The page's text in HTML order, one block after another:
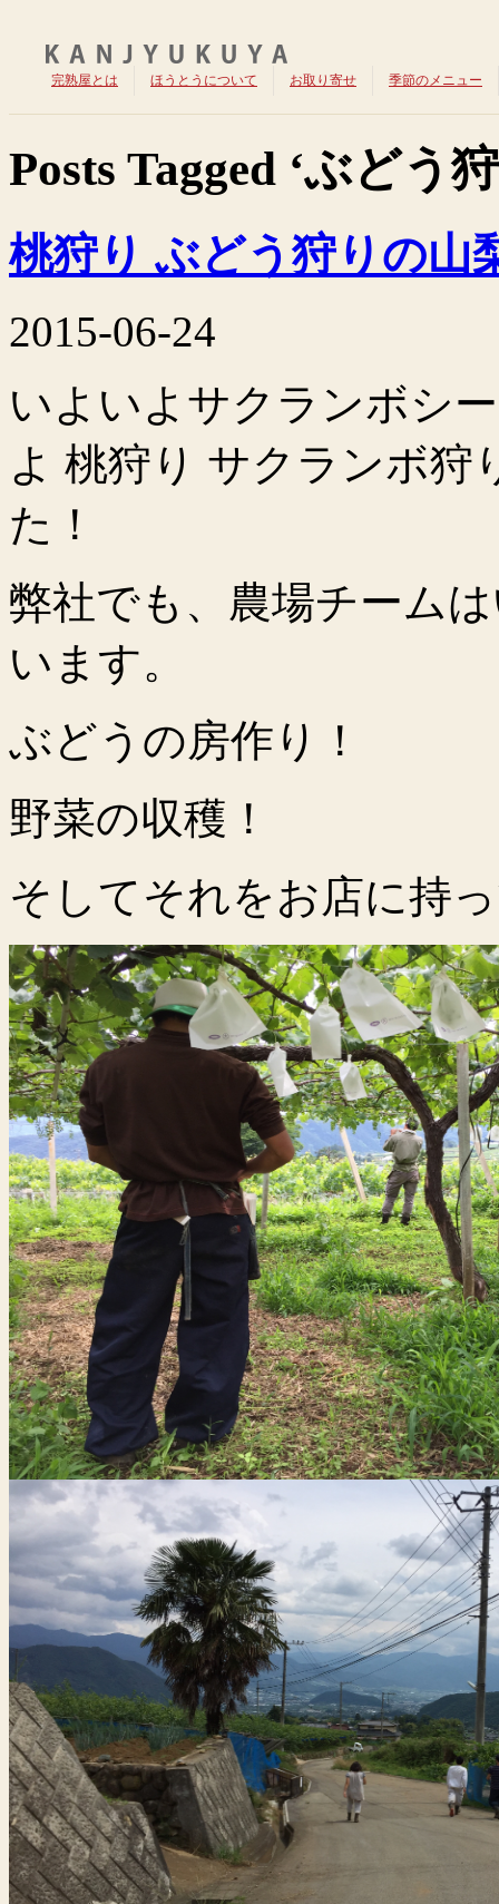
完熟屋とは ほうとうについて お取り寄せ 季節のメニュー
Posts Tagged ‘ぶどう
桃狩り ぶどう狩りの山
2015-06-24
いよいよサクランボシ
よ 桃狩り サクランボ
た！
弊社でも、農場チーム
います。
ぶどうの房作り！
野菜の収穫！
そしてそれをお店に持